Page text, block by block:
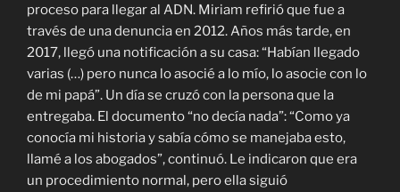
proceso para llegar al ADN. Miriam refirió que fue a
través de una denuncia en 2012. Años más tarde, en
2017, llegó una notificación a su casa: “Habían llegado
varias (…) pero nunca lo asocié a lo mío, lo asocie con lo
de mi papá”. Un día se cruzó con la persona que la
entregaba. El documento “no decía nada”: “Como ya
conocía mi historia y sabía cómo se manejaba esto,
llamé a los abogados”, continuó. Le indicaron que era
un procedimiento normal, pero ella siguió